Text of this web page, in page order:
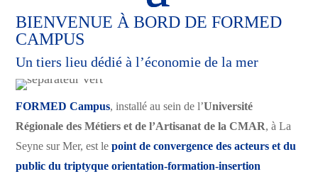
BIENVENUE À BORD DE FORMED
CAMPUS
Un tiers lieu dédié à l’économie de la mer
FORMED Campus, installé au sein de l’Université
Régionale des Métiers et de l’Artisanat de la CMAR, à La
Seyne sur Mer, est lepoint de convergence des acteurs et du
public du triptyque orientation-formation-insertion